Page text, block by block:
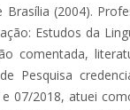
Brasília (2004).
Estudos da
comentada,
Pesquisa
07/2018, atuei